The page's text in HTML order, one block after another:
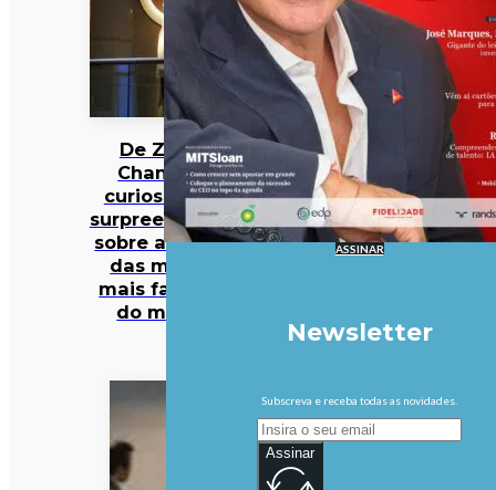
De Zara a
Chanel: 12
curiosidades
surpreendentes
sobre algumas
das marcas
mais famosas
do mundo
ASSINAR
Newsletter
Subscreva e receba todas as novidades.
Assinar